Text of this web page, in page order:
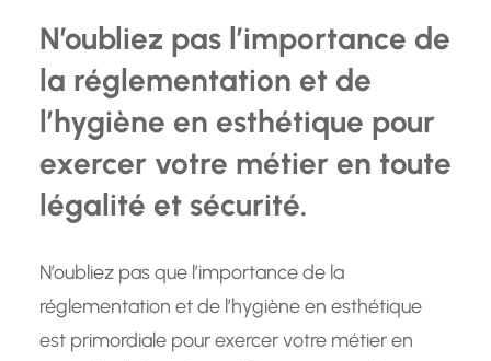
N’oubliez pas l’importance de
la réglementation et de
l’hygiène en esthétique pour
exercer votre métier en toute
légalité et sécurité.
N’oubliez pas que l’importance de la
réglementation et de l’hygiène en esthétique
est primordiale pour exercer votre métier en